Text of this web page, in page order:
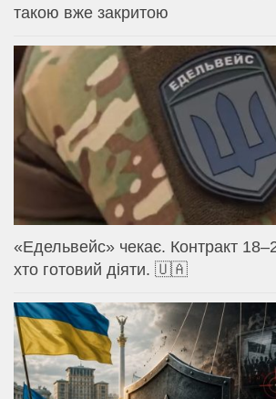
такою вже закритою
«Едельвейс» чекає. Контракт
хто готовий діяти. 🇺🇦